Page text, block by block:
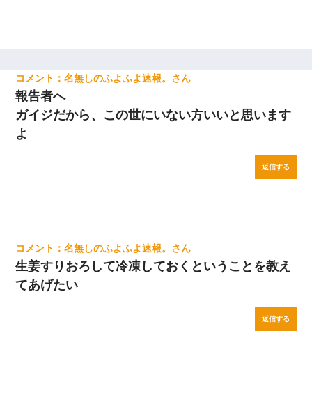
名無しのふよふよ速報。
報告者へ
ガイジだから、この世にいない方いいと思います
よ
返信する
名無しのふよふよ速報。
生姜すりおろして冷凍しておくということを教え
てあげたい
返信する